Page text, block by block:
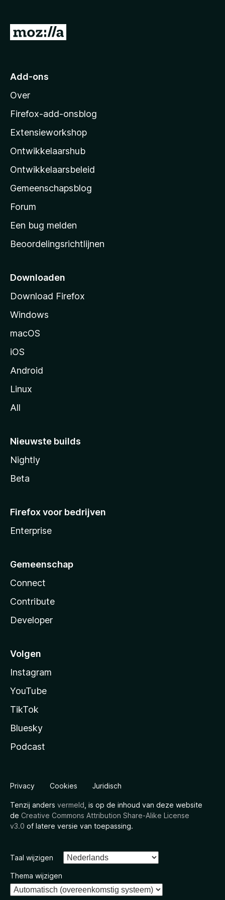
N
r
o
z
l
l
a
s
s
t
r
p
g
i
Add-ons
Over
Firefox-add-onsblog
Extensieworkshop
Ontwikkelaarshub
Ontwikkelaarsbeleid
Gemeenschapsblog
Forum
Een bug melden
Beoordelingsrichtlijnen
Downloaden
Download Firefox
Windows
macOS
iOS
Android
Linux
All
Nieuwste builds
Nightly
Beta
Firefox voor bedrijven
Enterprise
Gemeenschap
Connect
Contribute
Developer
Volgen
Instagram
YouTube
TikTok
Bluesky
Podcast
Privacy Cookies Juridisch
Tenzij anders vermeld , is op de inhoud van deze website
de Creative Commons Attribution Share-Alike License
v3.0 of latere versie van toepassing.
Taal wijzigen
Thema wijzigen